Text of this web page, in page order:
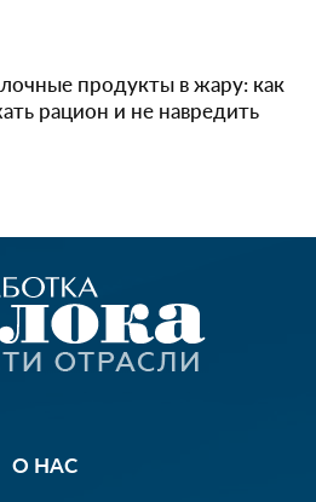
продукты в жару: как
рацион и не навредить
О НАС